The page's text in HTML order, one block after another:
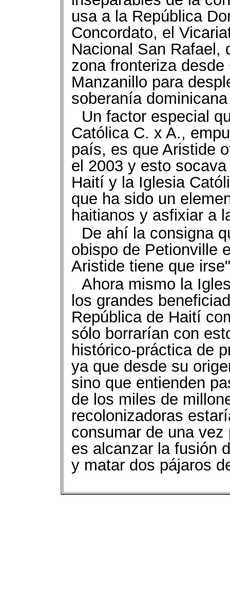
usa a la República
Concordato, el
Nacional San Rafael,
zona fronteriza
Manzanillo para
soberanía
Un factor especial
Católica C. x A.,
país, es que Aristide
el 2003 y esto
Haití y la Iglesia
que ha sido un
haitianos y asfixiar a
De ahí la consigna
obispo de Petionville
Aristide tiene que
Ahora mismo la
los grandes
República de Haití
sólo borrarían con
histórico-práctica de
ya que desde su
sino que entienden
de los miles de
recolonizadoras
consumar de una
es alcanzar la fusión
y matar dos pájaros